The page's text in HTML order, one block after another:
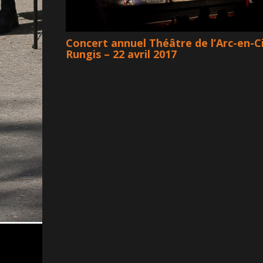
Concert annuel Théâtre de l’Arc-en-
Rungis – 22 avril 2017